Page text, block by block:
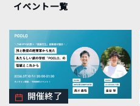
イベント一覧
開催終了